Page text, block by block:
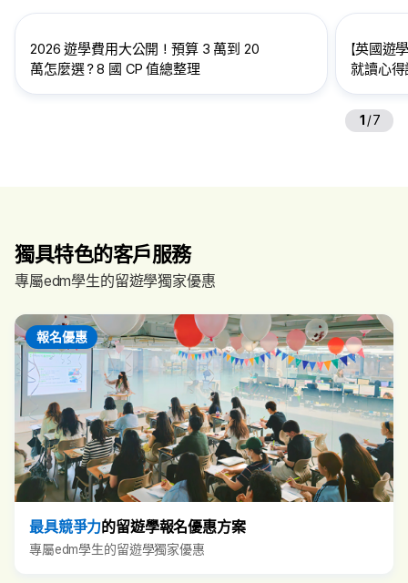
2026 遊學費用大公開！預算 3 萬到 20
萬怎麼選？8 國 CP 值總整理
【英國遊
就讀心得
1 /7
獨具特色的客戶服務
專屬edm學生的留遊學獨家優惠
報名優惠
最具競爭力的留遊學報名優惠方案
專屬edm學生的留遊學獨家優惠